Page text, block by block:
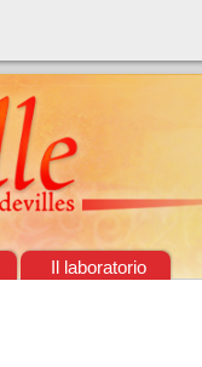
Il laboratorio